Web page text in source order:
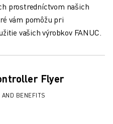
FANUC
prostredníctvom našich
vám pomôžu pri
vašich výrobkov FANUC.
Flyer
AND BENEFITS